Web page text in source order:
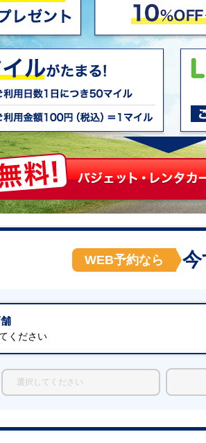
WEB予約なら
ください